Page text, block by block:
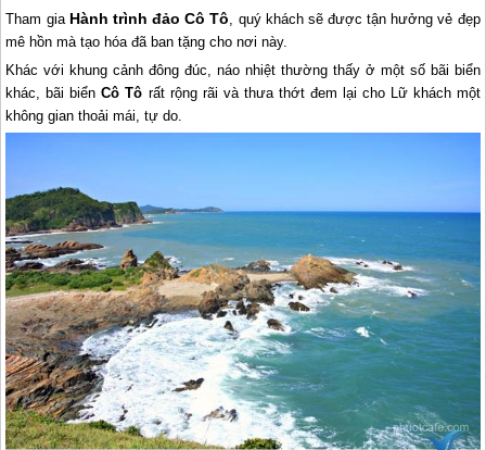
Tham gia Hành trình đảo Cô Tô , quý khách sẽ được tận hưởng vẻ đẹp
mê hồn mà tạo hóa đã ban tặng cho nơi này.
Khác với khung cảnh đông đúc, náo nhiệt thường thấy ở một số bãi biển
khác, bãi biểnCô Tô rất rộng rãi và thưa thớt đem lại cho Lữ khách một
không gian thoải mái, tự do.